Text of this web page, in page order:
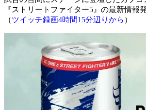
『ストリートファイター5』の最新情報
（ツイッチ録画4時間15分辺りから ）